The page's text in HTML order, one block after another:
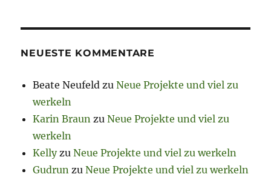
NEUESTE KOMMENTARE
Beate Neufeld zuNeue Projekte und viel zu
werkeln
Karin Braun zuNeue Projekte und viel zu
werkeln
KellyzuNeue Projekte und viel zu werkeln
Gudrun zuNeue Projekte und viel zu werkeln